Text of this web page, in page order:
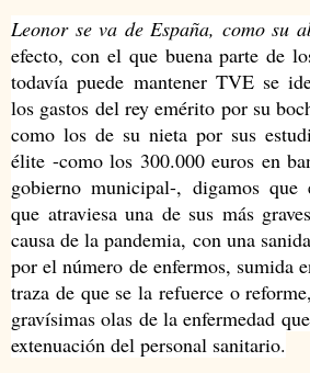
Leonor se va de España, como su
efecto, con el que buena parte de
todavía puede mantener TVE se
los gastos del rey emérito por su
como los de su nieta por sus
élite -como los 300.000 euros en
gobierno municipal-, digamos que
que atraviesa una de sus más
causa de la pandemia, con una
por el número de enfermos, sumida
traza de que se la refuerce o
gravísimas olas de la enfermedad
extenuación del personal sanitario.